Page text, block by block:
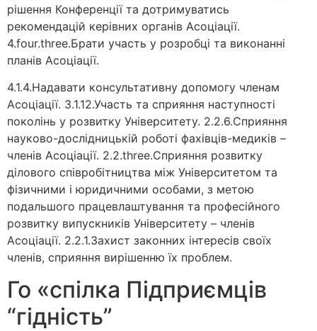
рішення Конференції та дотримуватись
рекомендацій керівних органів Асоціації.
4.four.three.Брати участь у розробці та виконанні
планів Асоціації.
4.1.4.Надавати консультативну допомогу членам
Асоціації. 3.1.12.Участь та сприяння наступності
поколінь у розвитку Університету. 2.2.6.Сприяння
науково-дослідницькій роботі фахівців-медиків –
членів Асоціації. 2.2.three.Сприяння розвитку
ділового співробітництва між Університетом та
фізичними і юридичними особами, з метою
подальшого працевлаштування та професійного
розвитку випускників Університету – членів
Асоціації. 2.2.1.Захист законних інтересів своїх
членів, сприяння вирішенню їх проблем.
Го «спілка Підприємців
“гідність”